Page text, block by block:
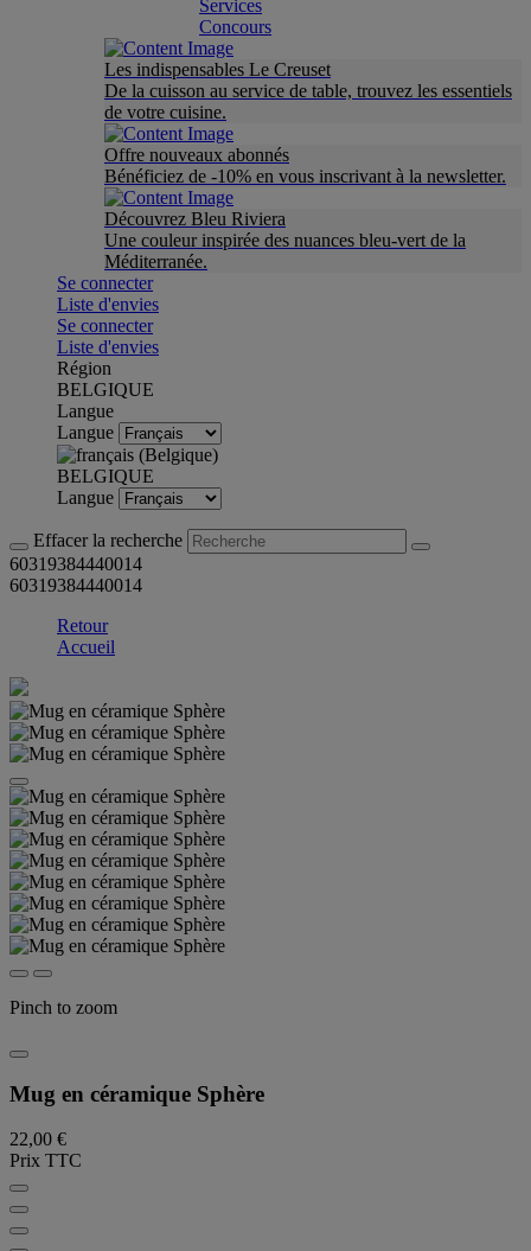
Services
Concours
Les indispensables Le Creuset
De la cuisson au service de table, trouvez les essentiels
de votre cuisine.
Offre nouveaux abonnés
Bénéficiez de -10% en vous inscrivant à la newsletter.
Découvrez Bleu Riviera
Une couleur inspirée des nuances bleu-vert de la
Méditerranée.
Se connecter
Liste d'envies
Se connecter
Liste d'envies
Région
BELGIQUE
Langue
Langue
BELGIQUE
Langue
Effacer la recherche
60319384440014
60319384440014
Retour
Accueil
Pinch to zoom
Mug en céramique Sphère
22,00 €
Prix TTC